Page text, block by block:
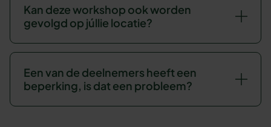
Kan deze workshop ook worden
gevolgd op júllie locatie?
Een van de deelnemers heeft een
beperking, is dat een probleem?